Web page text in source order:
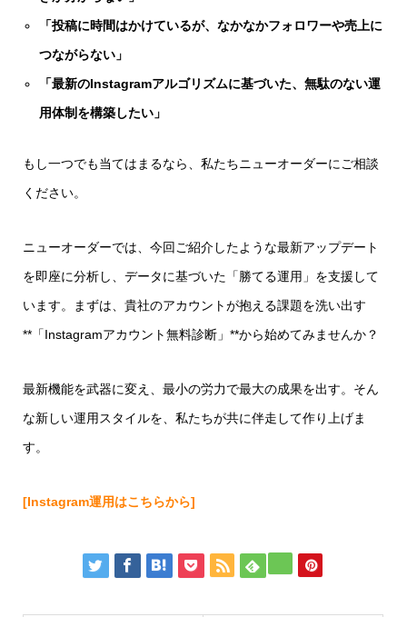
「投稿に時間はかけているが、なかなかフォロワーや売上に
つながらない」
「最新のInstagramアルゴリズムに基づいた、無駄のない運
用体制を構築したい」
もし一つでも当てはまるなら、私たちニューオーダーにご相談
ください。
ニューオーダーでは、今回ご紹介したような最新アップデート
を即座に分析し、データに基づいた「勝てる運用」を支援して
います。まずは、貴社のアカウントが抱える課題を洗い出す
**「Instagramアカウント無料診断」**から始めてみませんか？
最新機能を武器に変え、最小の労力で最大の成果を出す。そん
な新しい運用スタイルを、私たちが共に伴走して作り上げま
す。
[Instagram運用はこちらから]